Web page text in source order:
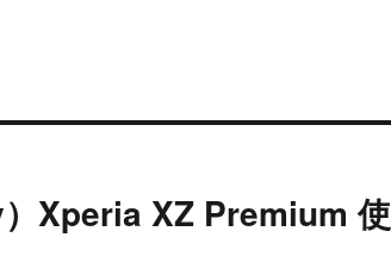
Xperia XZ Premium 使